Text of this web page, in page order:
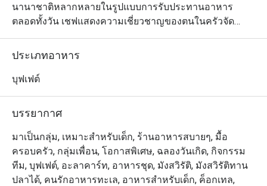
นานาชาติหลากหลายในรูปแบบการรับประทานอาหาร
ตลอดทั้งวัน เชฟแสดงความเชี่ยวชาญของตนในครัวจัด
แสดงทั้ง 5 ห้อง ปรุงอาหารรสเลิศทั้งอาหารไทย จีน อินเดีย
และยุโรป นอกจากนี้ FLOW ยังนำเสนออาหารมื้อสายวัน
เนื้อวากิวที่ปรุงแบบสโลว์คุก และโรงละครของหวานขึ้นชื่อ
Flow @ Millennium Hilton Bangkok คือห้องอาหาร
นานาชาติที่ให้บริการบุฟเฟ่ต์ โดยตั้งอยู่ชั้น 1 ของโรงแรม
ประเภทอาหาร
บุฟเฟต์
บรรยากาศ
มาเป็นกลุ่ม, เหมาะสำหรับเด็ก, ร้านอาหารสบายๆ, มื้อ
ครอบครัว, กลุ่มเพื่อน, โอกาสพิเศษ, ฉลองวันเกิด, กิจกรรม
ทีม, บุฟเฟต์, อะลาคาร์ท, อาหารชุด, มังสวิรัติ, มังสวิรัติทาน
ปลาได้, คนรักอาหารทะเล, อาหารสำหรับเด็ก, ค็อกเทล,